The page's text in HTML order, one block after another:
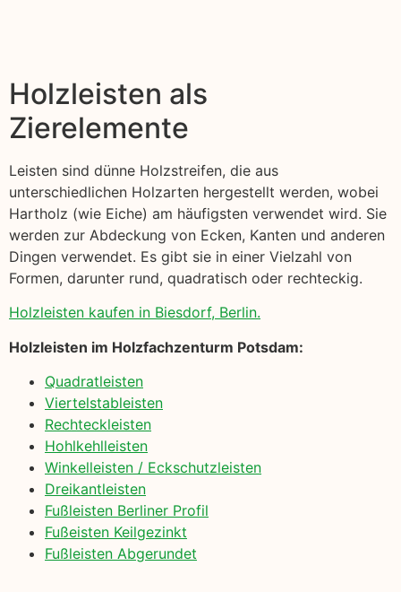
Holzleisten als
Zierelemente
Leisten sind dünne Holzstreifen, die aus
unterschiedlichen Holzarten hergestellt werden, wobei
Hartholz (wie Eiche) am häufigsten verwendet wird. Sie
werden zur Abdeckung von Ecken, Kanten und anderen
Dingen verwendet. Es gibt sie in einer Vielzahl von
Formen, darunter rund, quadratisch oder rechteckig.
Holzleisten kaufen in Biesdorf, Berlin.
Holzleisten im Holzfachzenturm Potsdam:
Quadratleisten
Viertelstableisten
Rechteckleisten
Hohlkehlleisten
Winkelleisten / Eckschutzleisten
Dreikantleisten
Fußleisten Berliner Profil
Fußeisten Keilgezinkt
Fußleisten Abgerundet